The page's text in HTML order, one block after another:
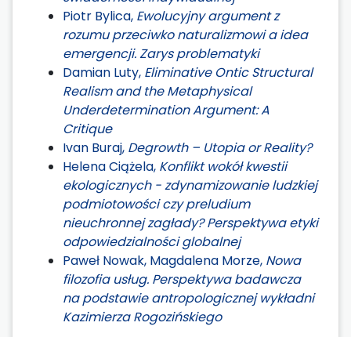
Piotr Bylica, Ewolucyjny argument z
rozumu przeciwko naturalizmowi a idea
emergencji. Zarys problematyki
Damian Luty, Eliminative Ontic Structural
Realism and the Metaphysical
Underdetermination Argument: A
Critique
Ivan Buraj, Degrowth – Utopia or Reality?
Helena Ciążela, Konflikt wokół kwestii
ekologicznych - zdynamizowanie ludzkiej
podmiotowości czy preludium
nieuchronnej zagłady? Perspektywa etyki
odpowiedzialności globalnej
Paweł Nowak, Magdalena Morze, Nowa
filozofia usług. Perspektywa badawcza
na podstawie antropologicznej wykładni
Kazimierza Rogozińskiego